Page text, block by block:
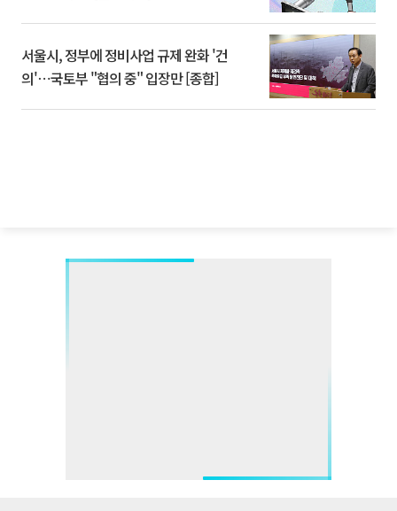
서울시, 정부에 정비사업 규제 완화 '건
의'⋯국토부 "협의 중" 입장만 [종합]